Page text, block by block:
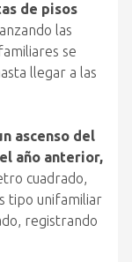
de pisos
las
se
llegar a las
ascenso del
año anterior,
cuadrado,
tipo unifamiliar
registrando